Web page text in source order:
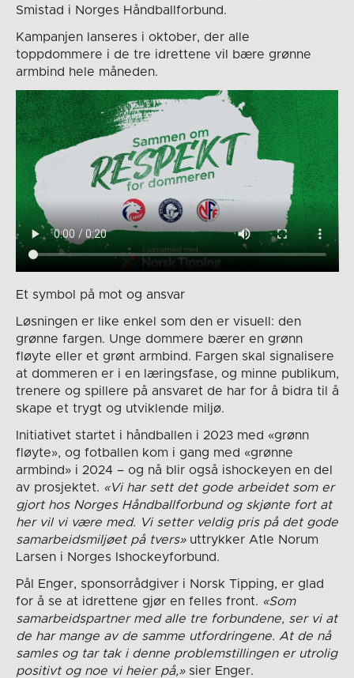
Smistad i Norges Håndballforbund.
Kampanjen lanseres i oktober, der alle
toppdommere i de tre idrettene vil bære grønne
armbind hele måneden.
Et symbol på mot og ansvar
Løsningen er like enkel som den er visuell: den
grønne fargen. Unge dommere bærer en grønn
fløyte eller et grønt armbind. Fargen skal signalisere
at dommeren er i en læringsfase, og minne publikum,
trenere og spillere på ansvaret de har for å bidra til å
skape et trygt og utviklende miljø.
Initiativet startet i håndballen i 2023 med «grønn
fløyte», og fotballen kom i gang med «grønne
armbind» i 2024 – og nå blir også ishockeyen en del
av prosjektet. «Vi har sett det gode arbeidet som er
gjort hos Norges Håndballforbund og skjønte fort at
her vil vi være med. Vi setter veldig pris på det gode
samarbeidsmiljøet på tvers»uttrykker Atle Norum
Larsen i Norges Ishockeyforbund.
Pål Enger, sponsorrådgiver i Norsk Tipping, er glad
for å se at idrettene gjør en felles front. «Som
samarbeidspartner med alle tre forbundene, ser vi at
de har mange av de samme utfordringene. At de nå
samles og tar tak i denne problemstillingen er utrolig
positivt og noe vi heier på,» sier Enger.